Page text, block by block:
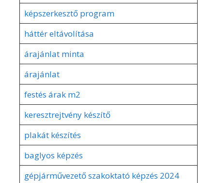
képszerkesztő program
háttér eltávolítása
árajánlat minta
árajánlat
festés árak m2
keresztrejtvény készítő
plakát készítés
baglyos képzés
gépjárművezető szakoktató képzés 2024